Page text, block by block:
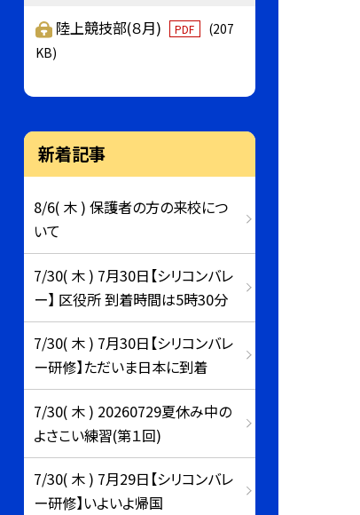
陸上競技部(８月) PDF
(207
KB)
新着記事
8/6( 木 ) 保護者の方の来校につ
いて
7/30( 木 ) 7月30日【シリコンバレ
ー】 区役所 到着時間は5時30分
7/30( 木 ) 7月30日【シリコンバレ
ー研修】ただいま日本に到着
7/30( 木 ) 20260729夏休み中の
よさこい練習(第１回)
7/30( 木 ) 7月29日【シリコンバレ
ー研修】いよいよ帰国